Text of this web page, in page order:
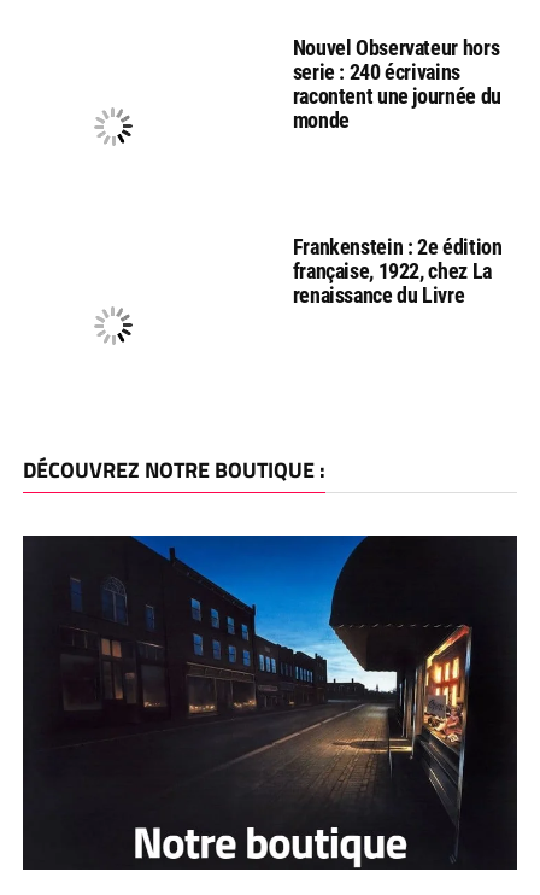
Nouvel Observateur hors
serie : 240 écrivains
racontent une journée du
monde
Frankenstein : 2e édition
française, 1922, chez La
renaissance du Livre
DÉCOUVREZ NOTRE BOUTIQUE :